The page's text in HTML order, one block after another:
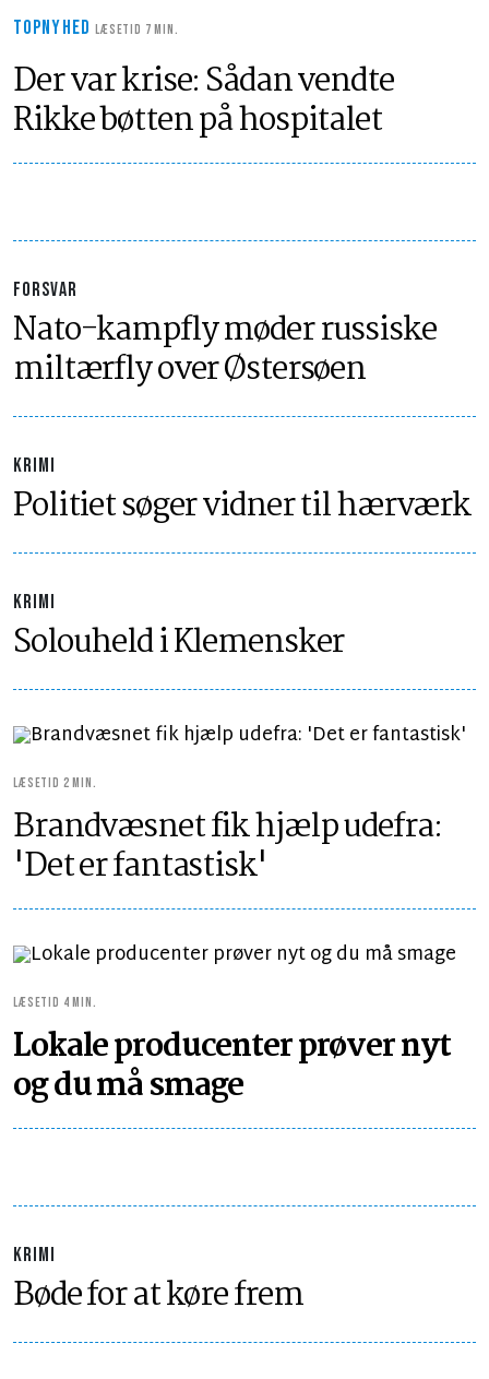
TOPNYHEDLÆSETID 7 MIN.
Der var krise: Sådan vendte
Rikke bøtten på hospitalet
FORSVAR
Nato-kampfly møder russiske
miltærfly over Østersøen
KRIMI
Politiet søger vidner til hærværk
KRIMI
Solouheld i Klemensker
LÆSETID 2 MIN.
Brandvæsnet fik hjælp udefra:
'Det er fantastisk'
LÆSETID 4 MIN.
Lokale producenter prøver nyt
og du må smage
KRIMI
Bøde for at køre frem